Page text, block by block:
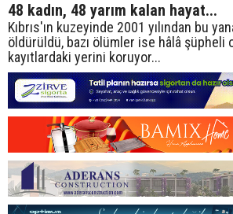
48 kadın, 48 yarım kalan hayat...
Kıbrıs'ın kuzeyinde 2001 yılından bu
öldürüldü, bazı ölümler ise hâlâ şüpheli
kayıtlardaki yerini koruyor...